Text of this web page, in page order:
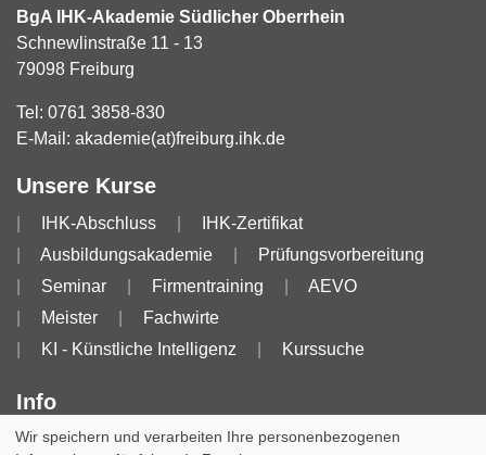
BgA IHK-Akademie Südlicher Oberrhein
Schnewlinstraße 11 - 13
79098 Freiburg
Tel: 0761 3858-830
E-Mail: akademie(at)freiburg.ihk.de
Unsere Kurse
IHK-Abschluss
IHK-Zertifikat
Ausbildungsakademie
Prüfungsvorbereitung
Seminar
Firmentraining
AEVO
Meister
Fachwirte
KI - Künstliche Intelligenz
Kurssuche
Info
Impressum AGB AGB für Dozierende
Wir speichern und verarbeiten Ihre personenbezogenen